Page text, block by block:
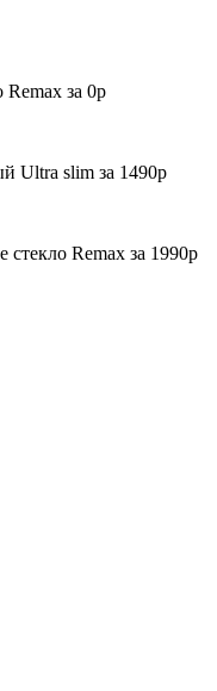
Remax за 0р
Ultra slim за 1490р
Remax за 1990р